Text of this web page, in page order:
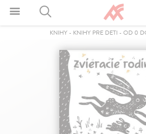
KNIHY - KNIHY PRE DETI - OD 0